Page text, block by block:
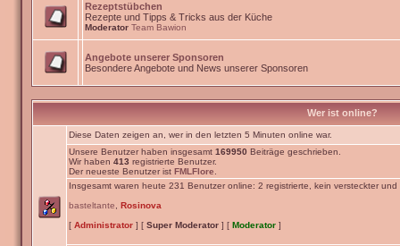
Rezeptstübchen
Rezepte und Tipps & Tricks aus der Küche
Moderator Team Bawion
Angebote unserer Sponsoren
Besondere Angebote und News unserer Sponsoren
Wer ist online?
Diese Daten zeigen an, wer in den letzten 5 Minuten online war.
Unsere Benutzer haben insgesamt 169950 Beiträge geschrieben.
Wir haben 413 registrierte Benutzer.
Der neueste Benutzer ist FMLFlore
Insgesamt waren heute 231 Benutzer online: 2 registrierte, kein versteckter
basteltante
Rosinova
[ Administrator ] [ Super Moderator ] [ Moderator ]